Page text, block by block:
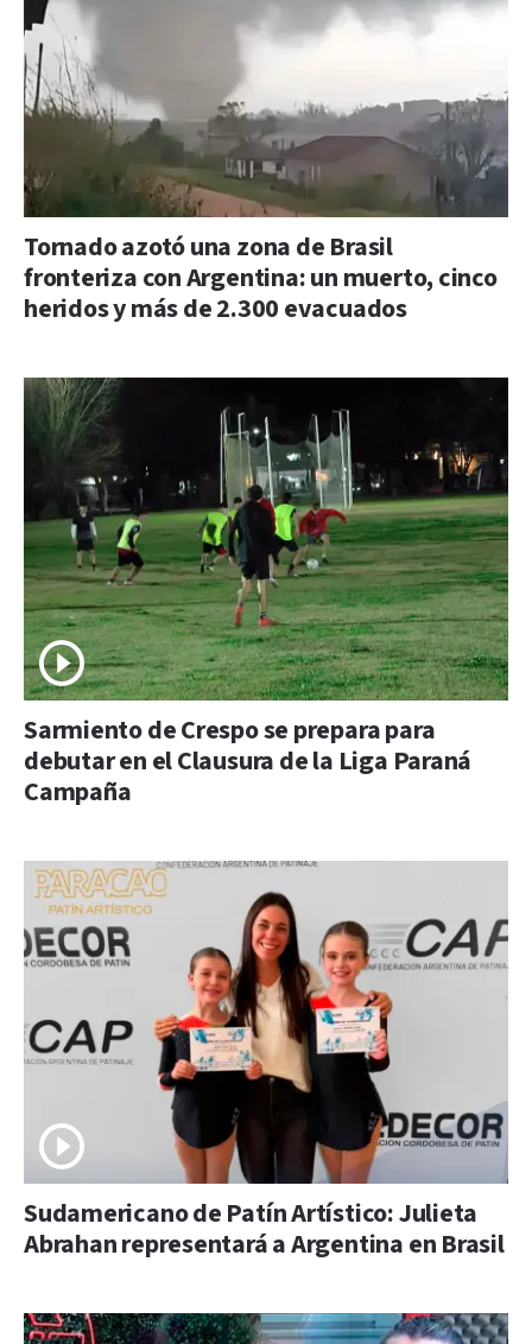
Tornado azotó una zona de Brasil
fronteriza con Argentina: un muerto, cinco
heridos y más de 2.300 evacuados
Sarmiento de Crespo se prepara para
debutar en el Clausura de la Liga Paraná
Campaña
Sudamericano de Patín Artístico: Julieta
Abrahan representará a Argentina en Brasil